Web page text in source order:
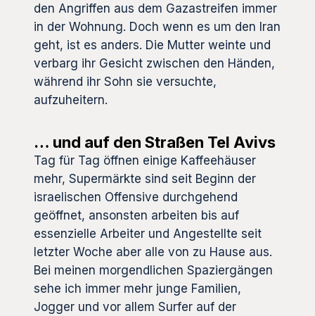
den Angriffen aus dem Gazastreifen immer
in der Wohnung. Doch wenn es um den Iran
geht, ist es anders. Die Mutter weinte und
verbarg ihr Gesicht zwischen den Händen,
während ihr Sohn sie versuchte,
aufzuheitern.
… und auf den Straßen Tel Avivs
Tag für Tag öffnen einige Kaffeehäuser
mehr, Supermärkte sind seit Beginn der
israelischen Offensive durchgehend
geöffnet, ansonsten arbeiten bis auf
essenzielle Arbeiter und Angestellte seit
letzter Woche aber alle von zu Hause aus.
Bei meinen morgendlichen Spaziergängen
sehe ich immer mehr junge Familien,
Jogger und vor allem Surfer auf der